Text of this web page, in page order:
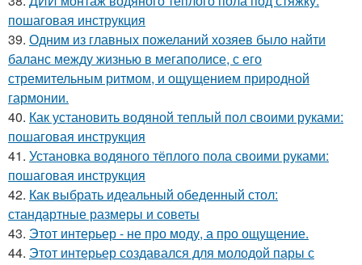
пошаговая инструкция
39. Одним из главных пожеланий хозяев было найти
баланс между жизнью в мегаполисе, с его
стремительным ритмом, и ощущением природной
гармонии.
40. Как установить водяной теплый пол своими руками:
пошаговая инструкция
41. Установка водяного тёплого пола своими руками:
пошаговая инструкция
42. Как выбрать идеальный обеденный стол:
стандартные размеры и советы
43. Этот интерьер - не про моду, а про ощущение.
44. Этот интерьер создавался для молодой пары с